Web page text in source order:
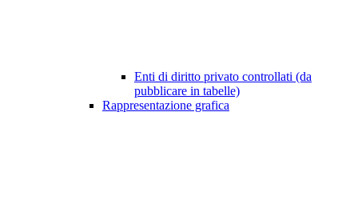
Enti di diritto privato controllati (da
pubblicare in tabelle)
Rappresentazione grafica